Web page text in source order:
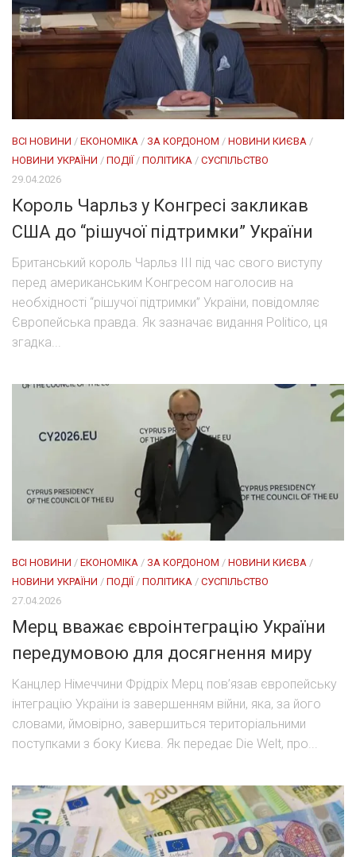
ВСІ НОВИНИ / ЕКОНОМІКА / ЗА КОРДОНОМ / НОВИНИ КИЄВА /
НОВИНИ УКРАЇНИ / ПОДІЇ / ПОЛІТИКА / СУСПІЛЬСТВО
29.04.2026
Король Чарльз у Конгресі закликав
США до “рішучої підтримки” України
Британський король Чарльз III під час свого виступу
перед американським Конгресом наголосив на
необхідності “рішучої підтримки” України, повідомляє
Європейська правда. Як зазначає видання Politico, ця
згадка...
ВСІ НОВИНИ / ЕКОНОМІКА / ЗА КОРДОНОМ / НОВИНИ КИЄВА /
НОВИНИ УКРАЇНИ / ПОДІЇ/ ПОЛІТИКА / СУСПІЛЬСТВО
27.04.2026
Мерц вважає євроінтеграцію України
передумовою для досягнення миру
Канцлер Німеччини Фрідріх Мерц пов’язав європейську
інтеграцію України із завершенням війни, яка, за його
словами, ймовірно, завершиться територіальними
поступками з боку Києва. Як передає Die Welt, про...